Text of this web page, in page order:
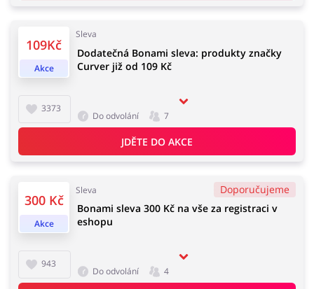
Auto Oblečení, obuv a doplňky
Domácnost a spotřebiče Turistika a cestování
109Kč
Akce
Sleva
3373
Dodatečná Bonami sleva: produkty značky
Curver již od 109 Kč
Do odvolání 7
JDĚTE DO AKCE
300 Kč
Akce
Sleva Doporučujeme
943
Bonami sleva 300 Kč na vše za registraci v
eshopu
Do odvolání 4